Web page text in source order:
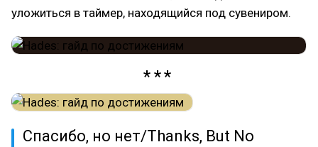
уложиться в таймер, находящийся под сувениром.
Спасибо, но нет/Thanks, But No